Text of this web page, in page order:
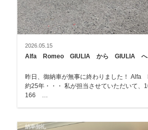
2026.05.15
Alfa Romeo GIULIA から GIULIA へ
昨日、御納車が無事に終わりました！ Alfa Romeo 歴が長く、
約25年・・・ 私が担当させていただいて、164 → 147・
166 …
納車御礼